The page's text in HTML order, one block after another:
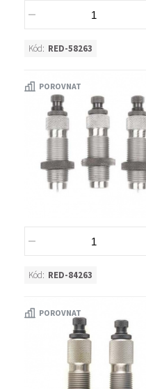
Kód: RED-58263
POROVNAT
Kód: RED-84263
POROVNAT